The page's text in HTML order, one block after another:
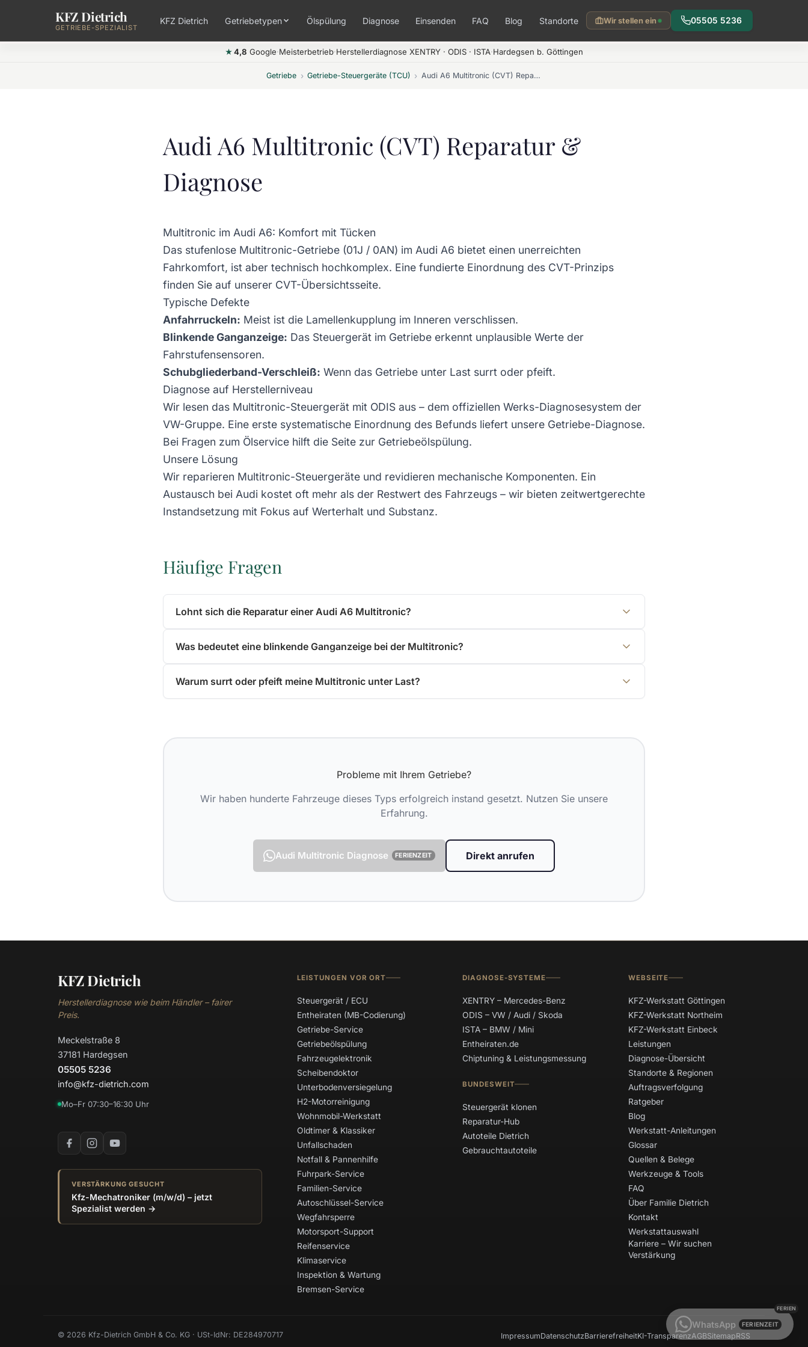
Zum Hauptinhalt springen
KFZ Dietrich
GETRIEBE-SPEZIALIST
KFZ Dietrich Getriebetypen Ölspülung Diagnose Einsenden FAQ Blog Standorte Wir stellen ein 05505 5236
★ 4,8 Google·Meisterbetrieb·Herstellerdiagnose XENTRY · ODIS · ISTA·Hardegsen b. Göttingen
Getriebe › Getriebe-Steuergeräte (TCU) › Audi A6 Multitronic (CVT) Reparatur & Diagnose
Audi A6 Multitronic (CVT) Reparatur &
Diagnose
Multitronic im Audi A6: Komfort mit Tücken
Das stufenlose Multitronic-Getriebe (01J / 0AN) im Audi A6 bietet einen unerreichten
Fahrkomfort, ist aber technisch hochkomplex. Eine fundierte Einordnung des CVT-Prinzips
finden Sie auf unserer CVT-Übersichtsseite.
Typische Defekte
Anfahrruckeln: Meist ist die Lamellenkupplung im Inneren verschlissen.
Blinkende Ganganzeige: Das Steuergerät im Getriebe erkennt unplausible Werte der
Fahrstufensensoren.
Schubgliederband-Verschleiß: Wenn das Getriebe unter Last surrt oder pfeift.
Diagnose auf Herstellerniveau
Wir lesen das Multitronic-Steuergerät mit ODIS aus – dem offiziellen Werks-Diagnosesystem der
VW-Gruppe. Eine erste systematische Einordnung des Befunds liefert unsere Getriebe-Diagnose.
Bei Fragen zum Ölservice hilft die Seite zur Getriebeölspülung.
Unsere Lösung
Wir reparieren Multitronic-Steuergeräte und revidieren mechanische Komponenten. Ein
Austausch bei Audi kostet oft mehr als der Restwert des Fahrzeugs – wir bieten zeitwertgerechte
Instandsetzung mit Fokus auf Werterhalt und Substanz.
Häufige Fragen
Lohnt sich die Reparatur einer Audi A6 Multitronic?
Was bedeutet eine blinkende Ganganzeige bei der Multitronic?
Warum surrt oder pfeift meine Multitronic unter Last?
Probleme mit Ihrem Getriebe?
Wir haben hunderte Fahrzeuge dieses Typs erfolgreich instand gesetzt. Nutzen Sie unsere
Erfahrung.
Audi Multitronic Diagnose FERIENZEIT Direkt anrufen
KFZ Dietrich
Herstellerdiagnose wie beim Händler – fairer
Preis.
Meckelstraße 8
37181 Hardegsen
05505 5236
info@kfz-dietrich.com
Mo–Fr 07:30–16:30 Uhr
VERSTÄRKUNG GESUCHT
Kfz-Mechatroniker (m/w/d) – jetzt
Spezialist werden →
LEISTUNGEN VOR ORT
Steuergerät / ECU
Entheiraten (MB-Codierung)
Getriebe-Service
Getriebeölspülung
Fahrzeugelektronik
Scheibendoktor
Unterbodenversiegelung
H2-Motorreinigung
Wohnmobil-Werkstatt
Oldtimer & Klassiker
Unfallschaden
Notfall & Pannenhilfe
Fuhrpark-Service
Familien-Service
Autoschlüssel-Service
Wegfahrsperre
Motorsport-Support
Reifenservice
Klimaservice
Inspektion & Wartung
Bremsen-Service
DIAGNOSE-SYSTEME
XENTRY – Mercedes-Benz
ODIS – VW / Audi / Skoda
ISTA – BMW / Mini
Entheiraten.de
Chiptuning & Leistungsmessung
BUNDESWEIT
Steuergerät klonen
Reparatur-Hub
Autoteile Dietrich
Gebrauchtautoteile
WEBSEITE
KFZ-Werkstatt Göttingen
KFZ-Werkstatt Northeim
KFZ-Werkstatt Einbeck
Leistungen
Diagnose-Übersicht
Standorte & Regionen
Auftragsverfolgung
Ratgeber
Blog
Werkstatt-Anleitungen
Glossar
Quellen & Belege
Werkzeuge & Tools
FAQ
Über Familie Dietrich
Kontakt
Werkstattauswahl
Karriere – Wir suchen
Verstärkung
© 2026 Kfz-Dietrich GmbH & Co. KG · USt-IdNr: DE284970717 ImpressumDatenschutzBarrierefreiheitKI-TransparenzAGBSitemapRSS
WhatsApp FERIENZEIT